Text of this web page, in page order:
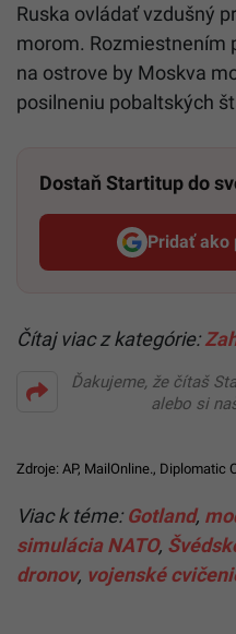
Ruska ovládať vzdušný
morom. Rozmiestnením
na ostrove by Moskva
posilneniu pobaltských
Dostaň Startitup do
Pridať ako
Čítaj viac z kategórie:
Ďakujeme, že čítaš
alebo si
Zdroje: AP, MailOnline., Diplomatic
Viac k téme: Gotland,
simulácia NATO,
dronov, vojenské